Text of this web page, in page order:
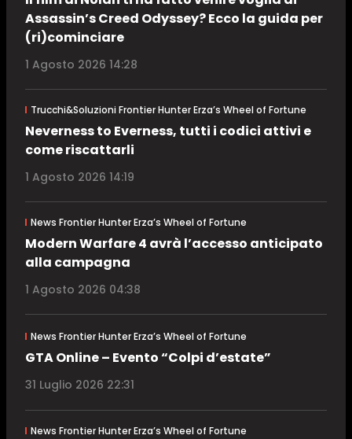
Assassin’s Creed Odyssey? Ecco la guida per
(ri)cominciare
1 Agosto 2026 14:28
Trucchi&Soluzioni Frontier Hunter Erza’s Wheel of Fortune
Neverness to Everness, tutti i codici attivi e
come riscattarli
1 Agosto 2026 14:19
News Frontier Hunter Erza’s Wheel of Fortune
Modern Warfare 4 avrà l’accesso anticipato
alla campagna
1 Agosto 2026 04:38
News Frontier Hunter Erza’s Wheel of Fortune
GTA Online – Evento “Colpi d’estate”
31 Luglio 2026 22:31
News Frontier Hunter Erza’s Wheel of Fortune